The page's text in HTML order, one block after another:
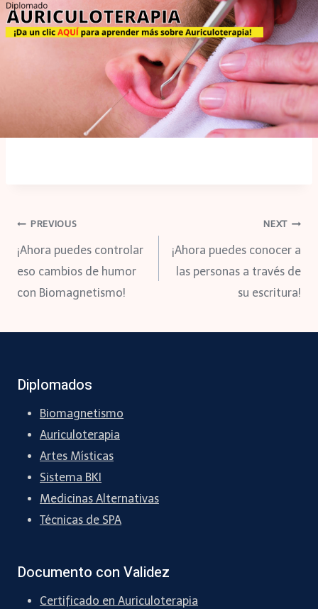
Navegación
de
PREVIOUS
¡Ahora puedes controlar
eso cambios de humor
con Biomagnetismo!
NEXT
¡Ahora puedes conocer a
las personas a través de
su escritura!
Diplomados
Biomagnetismo
Auriculoterapia
Artes Místicas
Sistema BKI
Medicinas Alternativas
Técnicas de SPA
Documento con Validez
Certificado en Auriculoterapia